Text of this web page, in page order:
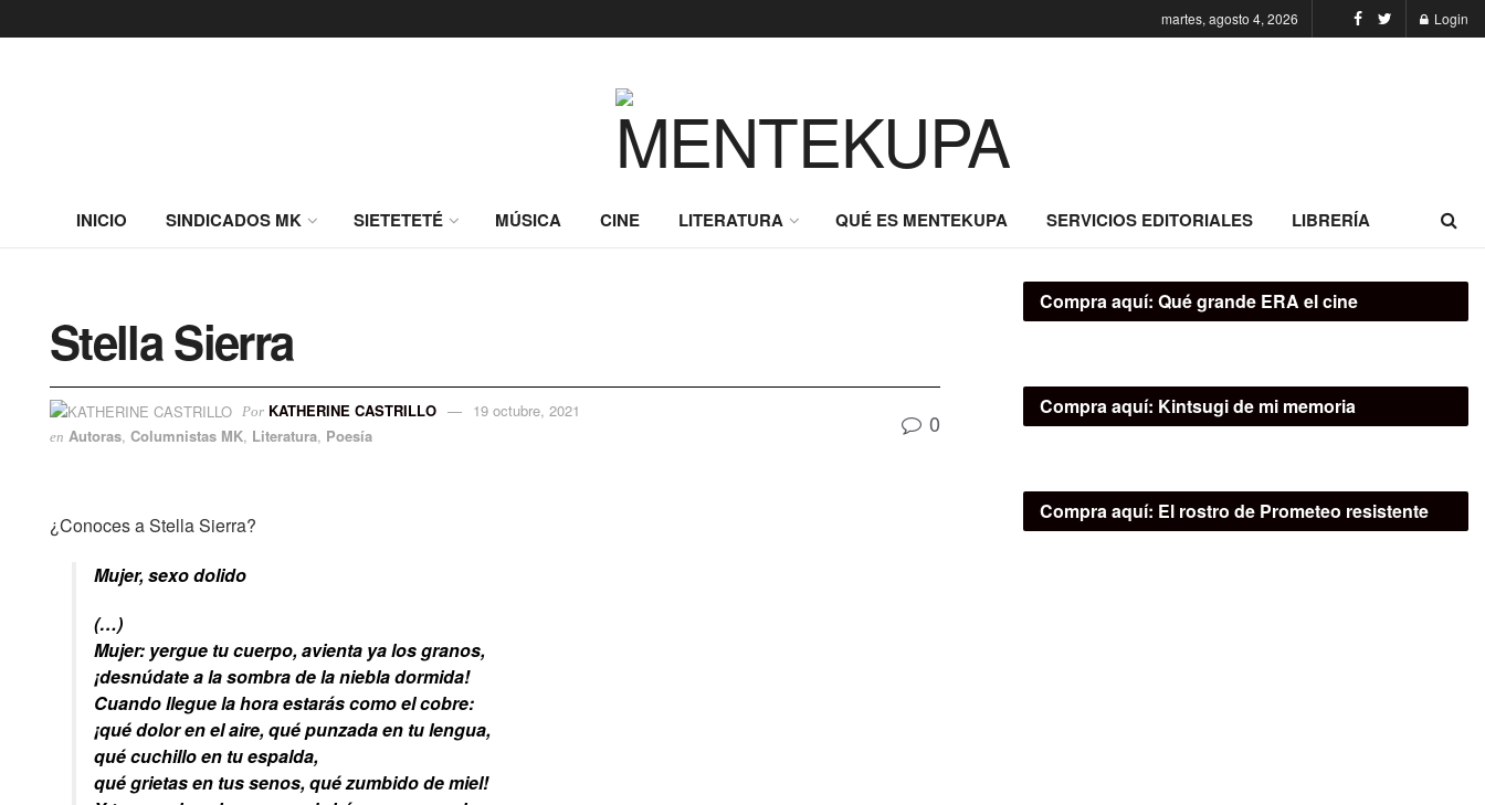
martes, agosto 4, 2026 Login
INICIO SINDICADOS MK SIETETETÉ MÚSICA CINE LITERATURA QUÉ ES MENTEKUPA SERVICIOS EDITORIALES LIBRERÍA
Stella Sierra
Por KATHERINE CASTRILLO 19 octubre, 2021
en Autoras, Columnistas MK, Literatura, Poesía 0
¿Conoces a Stella Sierra?
Mujer, sexo dolido
(…)
Mujer: yergue tu cuerpo, avienta ya los granos,
¡desnúdate a la sombra de la niebla dormida!
Cuando llegue la hora estarás como el cobre:
¡qué dolor en el aire, qué punzada en tu lengua,
qué cuchillo en tu espalda,
qué grietas en tus senos, qué zumbido de miel!
Compra aquí: Qué grande ERA el cine
Compra aquí: Kintsugi de mi memoria
Compra aquí: El rostro de Prometeo resistente